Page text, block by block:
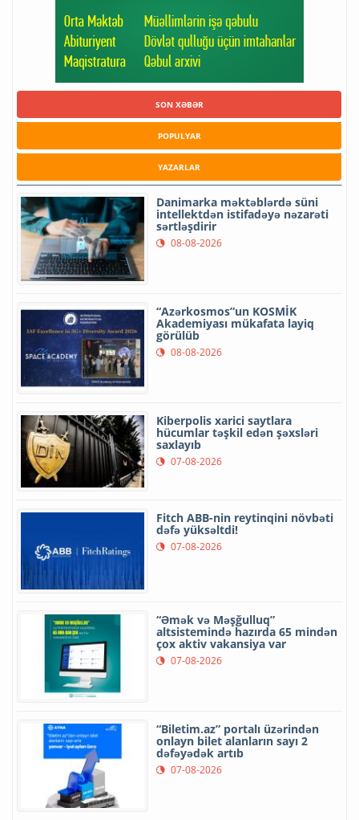
SON XƏBƏR
POPULYAR
YAZARLAR
Danimarka məktəblərdə süni
intellektdən istifadəyə nəzarəti
sərtləşdirir
08-08-2026
“Azərkosmos”un KOSMİK
Akademiyası mükafata layiq
görülüb
08-08-2026
Kiberpolis xarici saytlara
hücumlar təşkil edən şəxsləri
saxlayıb
07-08-2026
Fitch ABB-nin reytinqini növbəti
dəfə yüksəltdi!
07-08-2026
“Əmək və Məşğulluq”
altsistemində hazırda 65 mindən
çox aktiv vakansiya var
07-08-2026
“Biletim.az” portalı üzərindən
onlayn bilet alanların sayı 2
dəfəyədək artıb
07-08-2026